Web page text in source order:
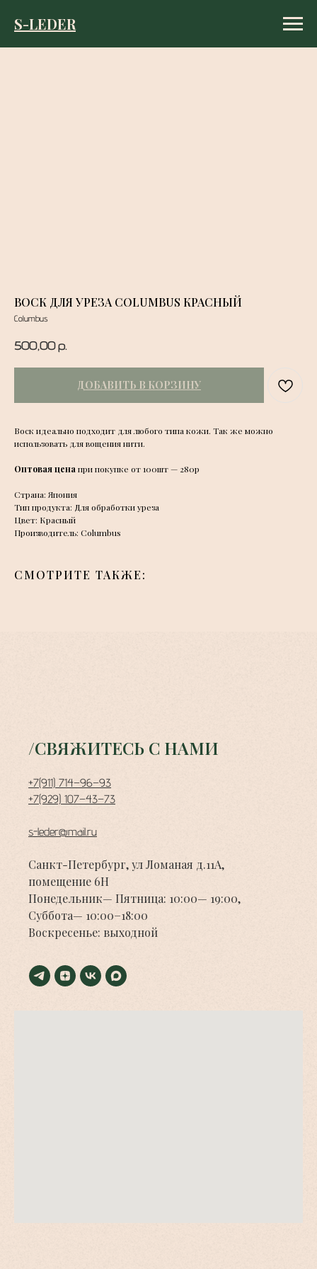
S-LEDER
ВОСК ДЛЯ УРЕЗА COLUMBUS КРАСНЫЙ
Columbus
500,00 р.
ДОБАВИТЬ В КОРЗИНУ
Воск идеально подходит для любого типа кожи. Так же можно
использовать для вощения нити.
Оптовая ценапри покупке от 100шт — 280р
Страна: Япония
Тип продукта: Для обработки уреза
Цвет: Красный
Производитель: Columbus
СМОТРИТЕ ТАКЖЕ:
S-LEDER
/СВЯЖИТЕСЬ С НАМИ
+7(911) 714−96−93
+7(929) 107−43−73
s-leder@mail.ru
Санкт-Петербург, ул Ломаная д.11А,
помещение 6Н
Понедельник— Пятница: 10:00— 19:00,
Суббота— 10:00−18:00
Воскресенье: выходной